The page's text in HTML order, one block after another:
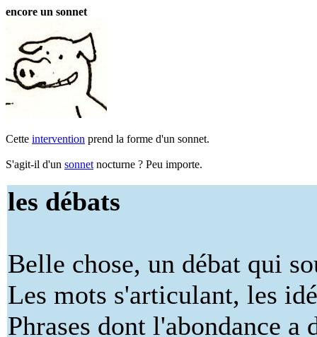
encore un sonnet
Cette intervention prend la forme d'un sonnet.
S'agit-il d'un sonnet nocturne ? Peu importe.
les débats
Belle chose, un débat qui
Les mots s'articulant, les
Phrases dont l'abondance